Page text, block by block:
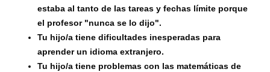
estaba al tanto de las tareas y fechas límite porque
el profesor "nunca se lo dijo".
Tu hijo/a tiene dificultades inesperadas para
aprender un idioma extranjero.
Tu hijo/a tiene problemas con las matemáticas de